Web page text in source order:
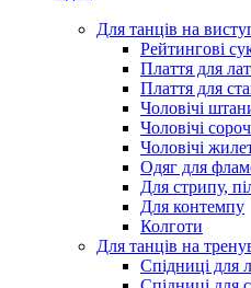
Для танців на
Рейтингові
Плаття для
Плаття для
Чоловічі
Чоловічі
Чоловічі
Одяг для
Для стрипу,
Для контемпу
Колготи
Для танців на
Спідниці для